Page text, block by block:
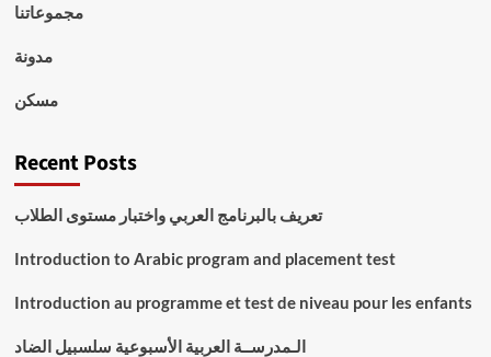
مجموعاتنا
مدونة
مسكن
Recent Posts
تعريف بالبرنامج العربي واختبار مستوى الطلاب
Introduction to Arabic program and placement test
Introduction au programme et test de niveau pour les enfants
الـمدرســة العربية الأسبوعية سلسبيل الضاد